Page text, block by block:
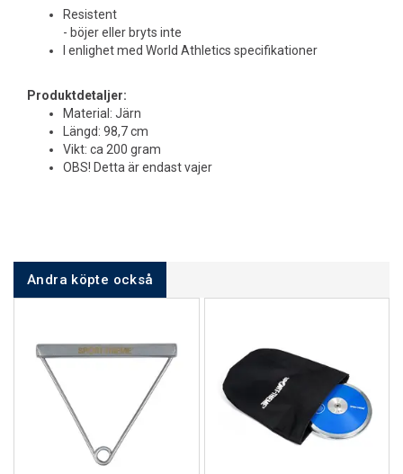
Resistent
- böjer eller bryts inte
I enlighet med World Athletics specifikationer
Produktdetaljer:
Material: Järn
Längd: 98,7 cm
Vikt: ca 200 gram
OBS! Detta är endast vajer
Andra köpte också